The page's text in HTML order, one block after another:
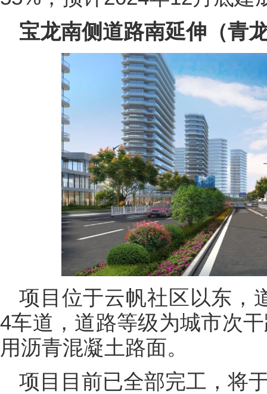
宝龙南侧道路南延伸（青
项目位于云帆社区以东，
4车道，道路等级为城市次
用沥青混凝土路面。
项目目前已全部完工，将